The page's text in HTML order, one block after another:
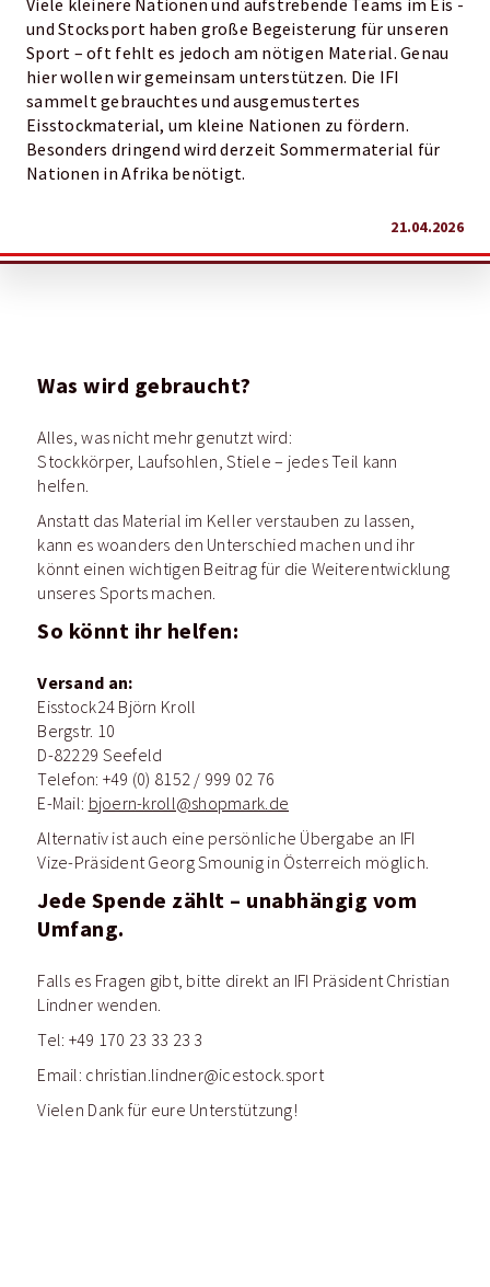
Viele kleinere Nationen und aufstrebende Teams im Eis -
und Stocksport haben große Begeisterung für unseren
Sport – oft fehlt es jedoch am nötigen Material. Genau
hier wollen wir gemeinsam unterstützen. Die IFI
sammelt gebrauchtes und ausgemustertes
Eisstockmaterial, um kleine Nationen zu fördern.
Besonders dringend wird derzeit Sommermaterial für
Nationen in Afrika benötigt.
21.04.2026
Was wird gebraucht?
Alles, was nicht mehr genutzt wird:
Stockkörper, Laufsohlen, Stiele – jedes Teil kann
helfen.
Anstatt das Material im Keller verstauben zu lassen,
kann es woanders den Unterschied machen und ihr
könnt einen wichtigen Beitrag für die Weiterentwicklung
unseres Sports machen.
So könnt ihr helfen:
Versand an:
Eisstock24 Björn Kroll
Bergstr. 10
D-82229 Seefeld
Telefon: +49 (0) 8152 / 999 02 76
E-Mail: bjoern-kroll@shopmark.de
Alternativ ist auch eine persönliche Übergabe an IFI
Vize-Präsident Georg Smounig in Österreich möglich.
Jede Spende zählt – unabhängig vom
Umfang.
Falls es Fragen gibt, bitte direkt an IFI Präsident Christian
Lindner wenden.
Tel: +49 170 23 33 23 3
Email: christian.lindner@icestock.sport
Vielen Dank für eure Unterstützung!